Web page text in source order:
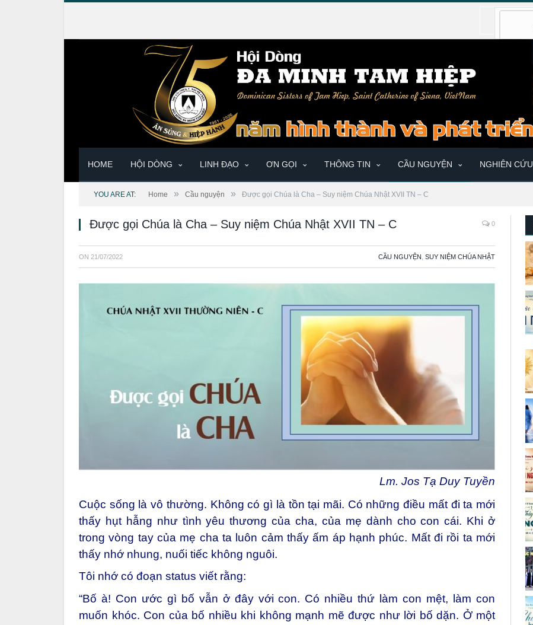
HOME HỘI DÒNG LINH ĐẠO ƠN GỌI THÔNG TIN CẦU NGUYỆN NGHIÊN CỨU
YOU ARE AT: Home » Cầu nguyện » Được gọi Chúa là Cha – Suy niệm Chúa Nhật XVII TN – C
Được gọi Chúa là Cha – Suy niệm Chúa Nhật XVII TN – C 0
ON 21/07/2022 CẦU NGUYỆN SUY NIỆM CHÚA NHẬT
Lm. Jos Tạ Duy Tuyền
Cuộc sống là vô thường. Không có gì là tồn tại mãi. Có những điều mất đi ta mới
thấy hụt hẫng như tình yêu thương của cha, của mẹ dành cho con cái. Khi ở
trong vòng tay của mẹ cha ta luôn cảm thấy ấm áp hạnh phúc. Mất đi rồi ta mới
thấy nhớ nhung, nuối tiếc không nguôi.
Tôi nhớ có đoạn status viết rằng:
“Bố à! Con ước gì bố vẫn ở đây với con. Có nhiều thứ làm con mệt, làm con
muốn khóc. Con của bố nhiều khi không mạnh mẽ được như lời bố dặn. Ở một